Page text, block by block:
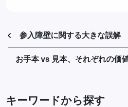
参入障壁に関する大きな誤解
お手本 vs 見本、それぞれの価
キーワードから探す